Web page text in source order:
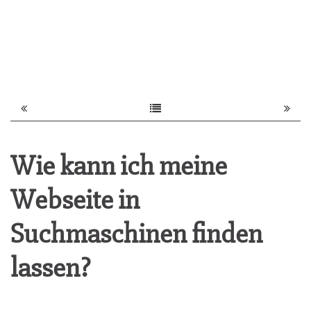
Wie kann ich meine
Webseite in
Suchmaschinen finden
lassen?